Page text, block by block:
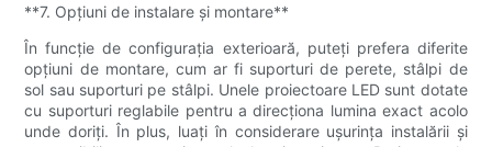
**7. Opțiuni de instalare și montare**
În funcție de configurația exterioară, puteți prefera diferite
opțiuni de montare, cum ar fi suporturi de perete, stâlpi de
sol sau suporturi pe stâlpi. Unele proiectoare LED sunt dotate
cu suporturi reglabile pentru a direcționa lumina exact acolo
unde doriți. În plus, luați în considerare ușurința instalării și